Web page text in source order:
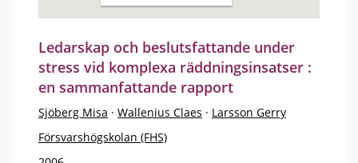
Ledarskap och beslutsfattande under
stress vid komplexa räddningsinsatser :
en sammanfattande rapport
Sjöberg Misa · Wallenius Claes · Larsson Gerry
Försvarshögskolan (FHS)